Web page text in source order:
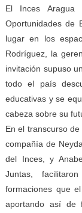
El Inces
Oportunidades de
lugar en los
Rodríguez, la
invitación supuso
todo el país
educativas y se
cabeza sobre su
En el transcurso
compañía de
del Inces, y
Juntas,
formaciones que
aportando así de